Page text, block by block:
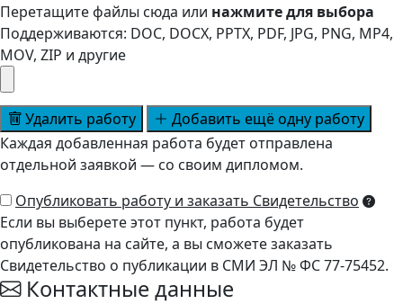
Перетащите файлы сюда или нажмите для выбора
Поддерживаются: DOC, DOCX, PPTX, PDF, JPG, PNG, MP4,
MOV, ZIP и другие
Удалить работу
Добавить ещё одну работу
Каждая добавленная работа будет отправлена
отдельной заявкой — со своим дипломом.
Опубликовать работу и заказать Свидетельство
Если вы выберете этот пункт, работа будет
опубликована на сайте, а вы сможете заказать
Свидетельство о публикации в СМИ ЭЛ № ФС 77-75452.
Контактные данные